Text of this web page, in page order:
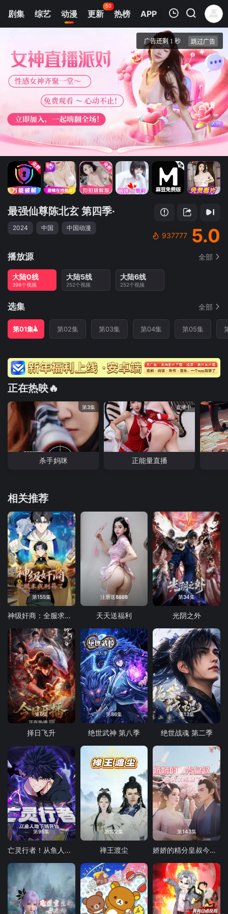
剧集 综艺 动漫 更新
50
热榜 APP
第01集
最强仙尊陈北玄 第四季·动态漫
最强仙尊陈北玄 第四季·
2024 中国 中国动漫
937777 5.0
播放源 全部
大陆0线
398个视频
大陆5线
252个视频
大陆6线
252个视频
选集 全部
第01集 第02集 第03集 第04集 第05集
正在热映🔥
第3集
杀手妈咪
直播中
正能量直播
相关推荐
第155集
神级奸商：全服求我别薅了 动态漫画
注册送8888
天天送福利
第34集
光阴之外
第6集
择日飞升
第86集
绝世武神 第八季
第13集
绝世战魂 第二季
第95集
亡灵行者！从鱼人地下城开始 动态漫画
第122集
禅王渡尘
第143集
娇娇的精分皇叔今天又吃醋了